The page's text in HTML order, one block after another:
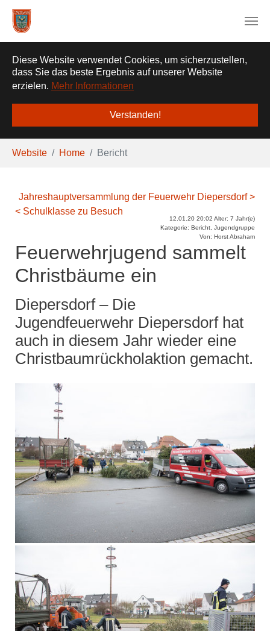
Diese Website verwendet Cookies, um sicherzustellen,
dass Sie das beste Ergebnis auf unserer Website
erzielen. Mehr Informationen
Verstanden!
Sie sind hier:
Website Home Bericht
Jahreshauptversammlung der Feuerwehr Diepersdorf >
< Schulklasse zu Besuch
12.01.20 20:02 Alter: 7 Jahr(e)
Kategorie: Bericht, Jugendgruppe
Von: Horst Abraham
Feuerwehrjugend sammelt
Christbäume ein
Diepersdorf – Die
Jugendfeuerwehr Diepersdorf hat
auch in diesem Jahr wieder eine
Christbaumrückholaktion gemacht.